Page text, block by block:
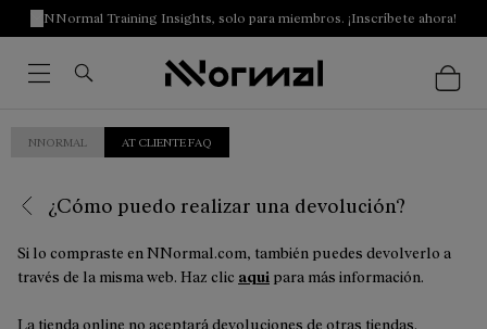
NNormal Training Insights, solo para miembros. ¡Inscríbete ahora!
NNORMAL AT CLIENTE FAQ
¿Cómo puedo realizar una devolución?
Si lo compraste en NNormal.com, también puedes devolverlo a
través de la misma web. Haz clic aqui para más información.
La tienda online no aceptará devoluciones de otras tiendas.